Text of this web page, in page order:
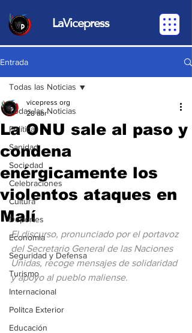
LaVicepress
Entrada
Todas las Noticias
Política
Sanidad
Sociedad
Celebraciones
Cultura
Deportes
Economia
Seguridad y Defensa
Turismo
Internacional
Politca Exterior
Educación
Todas las Noticias
La ONU sale al paso y
condena
enérgicamente los
violentos ataques en
Malí‎
vicepress org
28 abr
El discurso, pronunciado por el portavoz
del Secretario General de las Naciones
Unidas, recoge mensajes de solidaridad
y apoyo al pueblo maliense.